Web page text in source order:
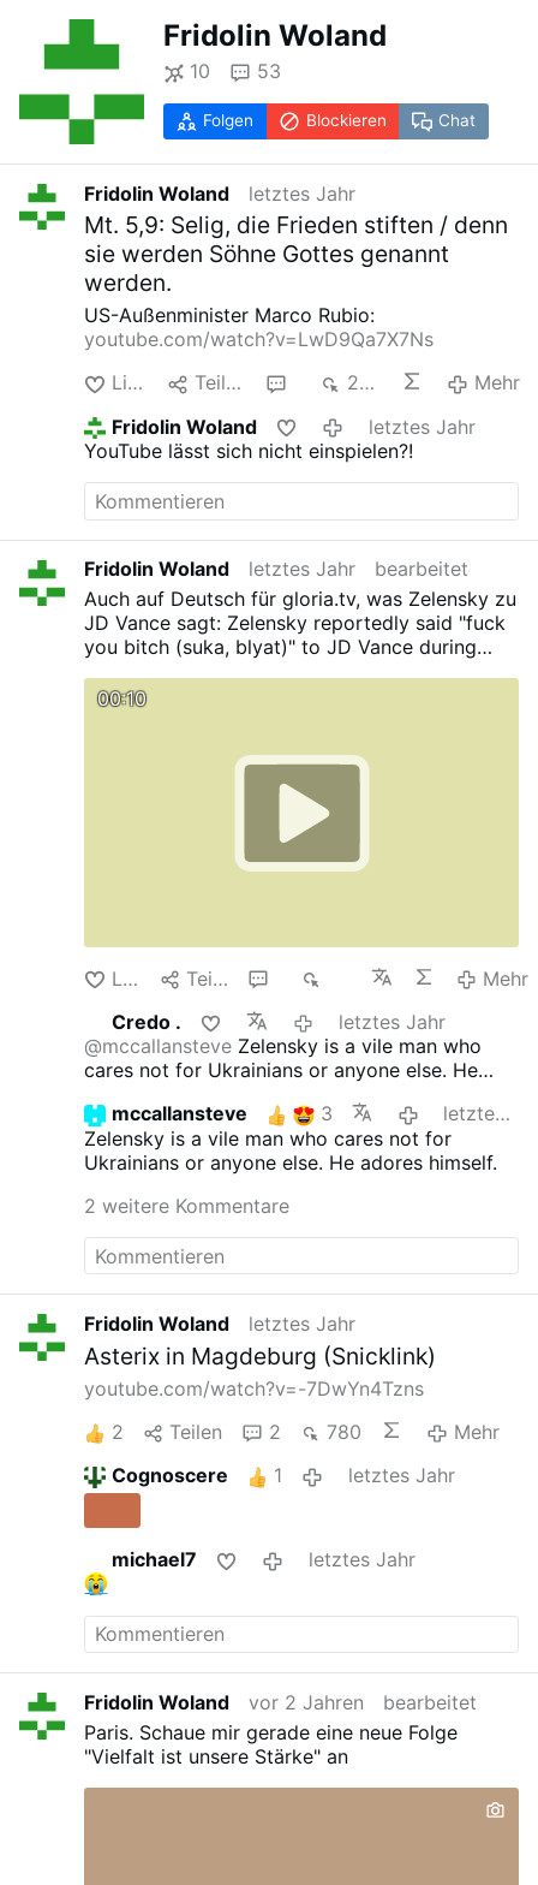
Fridolin Woland
10 53
Folgen Blockieren Chat
Fridolin Woland letztes Jahr
Mt. 5,9: Selig, die Frieden stiften / denn
sie werden Söhne Gottes genannt
werden.
US-Außenminister Marco Rubio:
youtube.com/watch?v=LwD9Qa7X7Ns
Like
Teilen 249
Mehr
Fridolin Woland
letztes Jahr
YouTube lässt sich nicht einspielen?!
Fridolin Woland letztes Jahr
bearbeitet
Auch auf Deutsch für gloria.tv, was Zelensky zu
JD Vance sagt: Zelensky reportedly said "fuck
you bitch (suka, blyat)" to JD Vance during
x.com/clashreport/status/18955510312806278
00:10
Like Teilen
Mehr
Credo .
letztes Jahr
@mccallansteve Zelensky is a vile man who
cares not for Ukrainians or anyone else. He
mccallansteve
3
letztes Jahr
Zelensky is a vile man who cares not for
Ukrainians or anyone else. He adores himself.
2 weitere Kommentare
Fridolin Woland letztes Jahr
Asterix in Magdeburg (Snicklink)
youtube.com/watch?v=-7DwYn4Tzns
2
Teilen 2 780
Mehr
Cognoscere
1 letztes Jahr
michael7 letztes Jahr
Fridolin Woland vor 2 Jahren
bearbeitet
Paris. Schaue mir gerade eine neue Folge
"Vielfalt ist unsere Stärke" an